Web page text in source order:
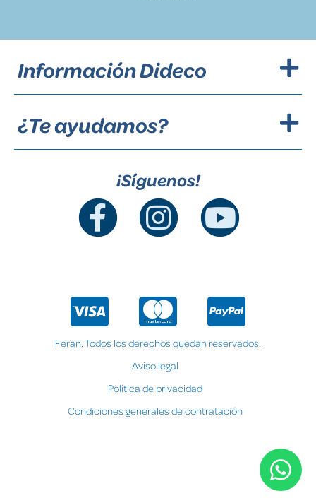
Información Dideco
¿Te ayudamos?
¡Síguenos!
Feran. Todos los derechos quedan reservados.
Aviso legal
Política de privacidad
Condiciones generales de contratación